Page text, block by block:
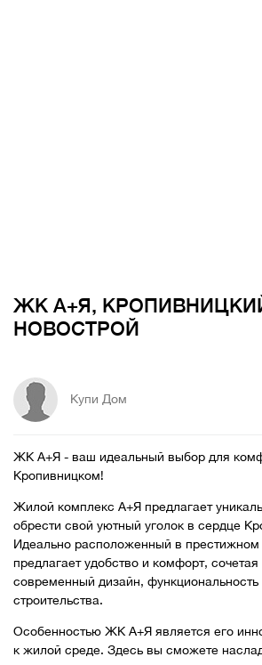
ЖК А+Я,
НОВОСТРОЙ
Купи Дом
ЖК А+Я - ваш идеальный выбор для
Кропивницком!
Жилой комплекс А+Я предлагает
обрести свой уютный уголок в сердце
Идеально расположенный в
предлагает удобство и комфорт,
современный дизайн, функциональность
строительства.
Особенностью ЖК А+Я является его
к жилой среде. Здесь вы сможете